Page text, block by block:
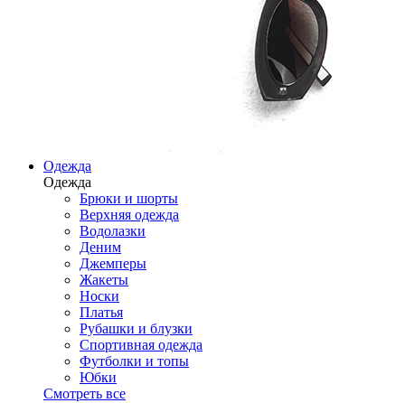
Одежда
Одежда
Брюки и шорты
Верхняя одежда
Водолазки
Деним
Джемперы
Жакеты
Носки
Платья
Рубашки и блузки
Спортивная одежда
Футболки и топы
Юбки
Смотреть все